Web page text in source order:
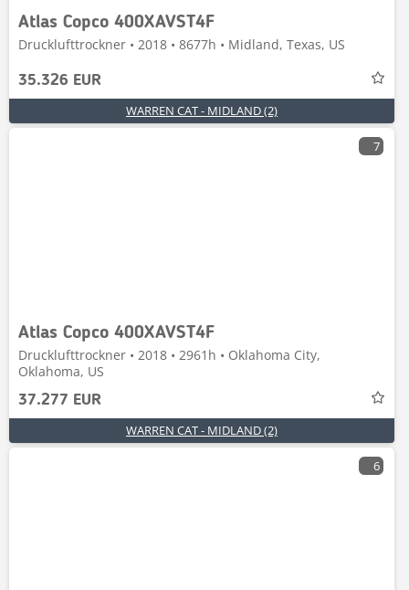
Atlas Copco 400XAVST4F
Drucklufttrockner • 2018 • 8677h • Midland, Texas, US
35.326 EUR
WARREN CAT - MIDLAND (2)
7
Atlas Copco 400XAVST4F
Drucklufttrockner • 2018 • 2961h • Oklahoma City,
Oklahoma, US
37.277 EUR
WARREN CAT - MIDLAND (2)
6